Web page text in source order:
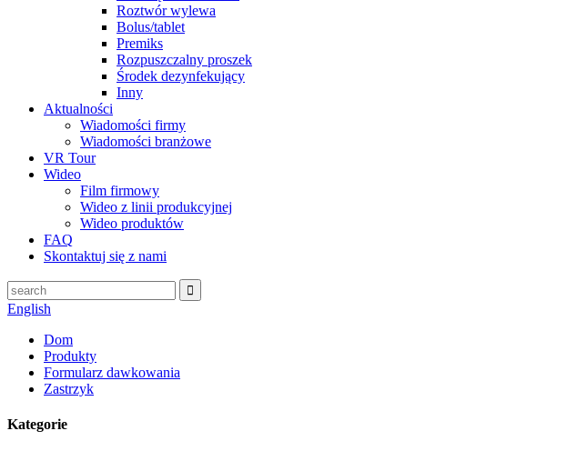
Roztwór wylewa
Bolus/tablet
Premiks
Rozpuszczalny proszek
Środek dezynfekujący
Inny
Aktualności
Wiadomości firmy
Wiadomości branżowe
VR Tour
Wideo
Film firmowy
Wideo z linii produkcyjnej
Wideo produktów
FAQ
Skontaktuj się z nami
English
Dom
Produkty
Formularz dawkowania
Zastrzyk
Kategorie